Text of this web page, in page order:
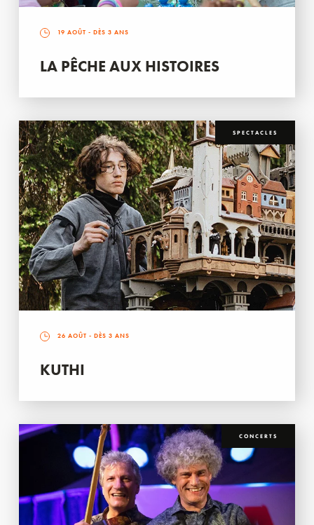
19 AOÛT - DÈS 3 ANS
LA PÊCHE AUX HISTOIRES
SPECTACLES
26 AOÛT - DÈS 3 ANS
KUTHI
CONCERTS